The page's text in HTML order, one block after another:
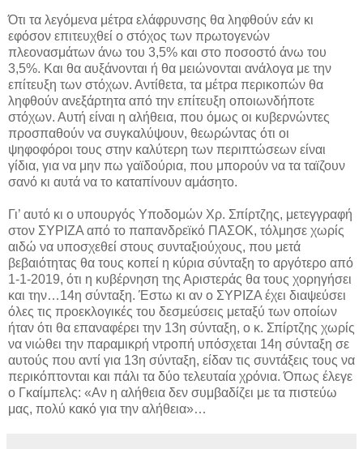
Ότι τα λεγόμενα μέτρα ελάφρυνσης θα ληφθούν εάν κι
εφόσον επιτευχθεί ο στόχος των πρωτογενών
πλεονασμάτων άνω του 3,5% και στο ποσοστό άνω του
3,5%. Και θα αυξάνονται ή θα μειώνονται ανάλογα με την
επίτευξη των στόχων. Αντίθετα, τα μέτρα περικοπών θα
ληφθούν ανεξάρτητα από την επίτευξη οποιωνδήποτε
στόχων. Αυτή είναι η αλήθεια, που όμως οι κυβερνώντες
προσπαθούν να συγκαλύψουν, θεωρώντας ότι οι
ψηφοφόροι τους στην καλύτερη των περιπτώσεων είναι
γίδια, για να μην πω γαϊδούρια, που μπορούν να τα ταϊζουν
σανό κι αυτά να το καταπίνουν αμάσητο.
Γι’ αυτό κι ο υπουργός Υποδομών Χρ. Σπίρτζης, μετεγγραφή
στον ΣΥΡΙΖΑ από το παπανδρεϊκό ΠΑΣΟΚ, τόλμησε χωρίς
αιδώ να υποσχεθεί στους συνταξιούχους, που μετά
βεβαιότητας θα τους κοπεί η κύρια σύνταξη το αργότερο από
1-1-2019, ότι η κυβέρνηση της Αριστεράς θα τους χορηγήσει
και την…14η σύνταξη. Έστω κι αν ο ΣΥΡΙΖΑ έχει διαψεύσει
όλες τις προεκλογικές του δεσμεύσεις μεταξύ των οποίων
ήταν ότι θα επαναφέρει την 13η σύνταξη, ο κ. Σπίρτζης χωρίς
να νιώθει την παραμικρή ντροπή υπόσχεται 14η σύνταξη σε
αυτούς που αντί για 13η σύνταξη, είδαν τις συντάξεις τους να
περικόπτονται και πάλι τα δύο τελευταία χρόνια. Όπως έλεγε
ο Γκαίμπελς: «Αν η αλήθεια δεν συμβαδίζει με τα πιστεύω
μας, πολύ κακό για την αλήθεια»…